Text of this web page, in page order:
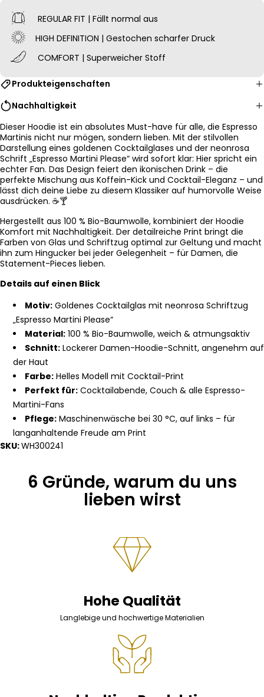
REGULAR FIT | Fällt normal aus
HIGH DEFINITION | Gestochen scharfer Druck
COMFORT | Superweicher Stoff
Produkteigenschaften
Nachhaltigkeit
Dieser Hoodie ist ein absolutes Must-have für alle, die Espresso
Martinis nicht nur mögen, sondern lieben. Mit der stilvollen
Darstellung eines goldenen Cocktailglases und der neonrosa
Schrift „Espresso Martini Please“ wird sofort klar: Hier spricht ein
echter Fan. Das Design feiert den ikonischen Drink – die
perfekte Mischung aus Koffein-Kick und Cocktail-Eleganz – und
lässt dich deine Liebe zu diesem Klassiker auf humorvolle Weise
ausdrücken. ☕🍸
Hergestellt aus 100 % Bio-Baumwolle, kombiniert der Hoodie
Komfort mit Nachhaltigkeit. Der detailreiche Print bringt die
Farben von Glas und Schriftzug optimal zur Geltung und macht
ihn zum Hingucker bei jeder Gelegenheit – für Damen, die
Statement-Pieces lieben.
Details auf einen Blick
Motiv: Goldenes Cocktailglas mit neonrosa Schriftzug
„Espresso Martini Please“
Material: 100 % Bio-Baumwolle, weich & atmungsaktiv
Schnitt: Lockerer Damen-Hoodie-Schnitt, angenehm auf
der Haut
Farbe: Helles Modell mit Cocktail-Print
Perfekt für: Cocktailabende, Couch & alle Espresso-
Martini-Fans
Pflege: Maschinenwäsche bei 30 °C, auf links – für
langanhaltende Freude am Print
SKU:WH300241
6 Gründe, warum du uns
lieben wirst
Hohe Qualität
Langlebige und hochwertige Materialien